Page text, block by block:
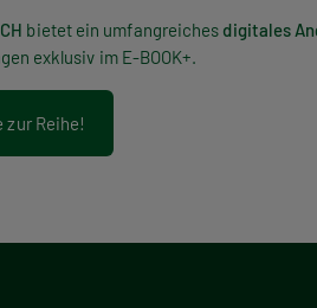
bietet ein umfangreiches digitales
exklusiv im E-BOOK+.
zur Reihe!